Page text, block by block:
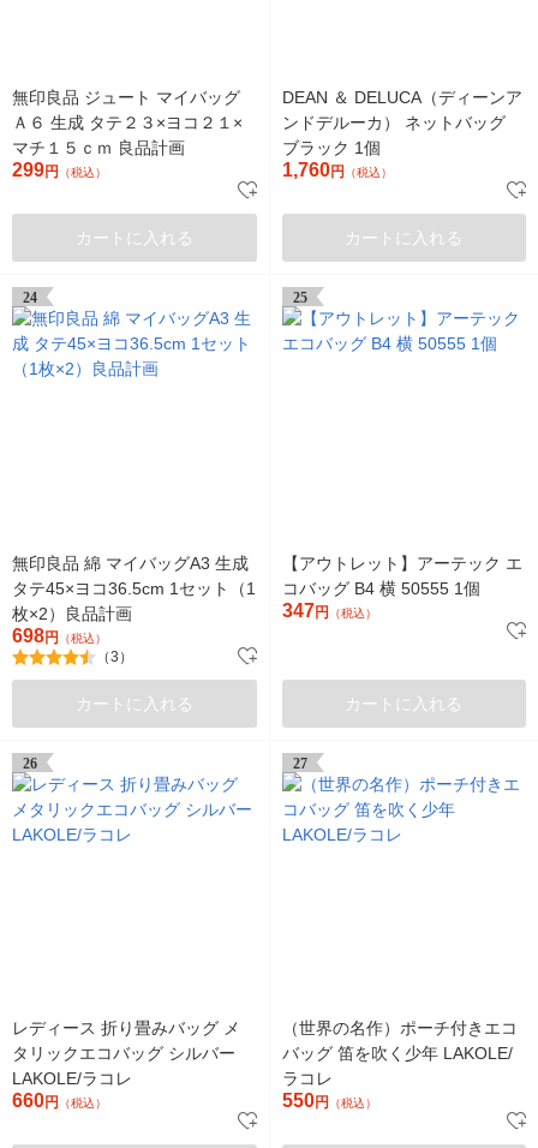
無印良品 ジュート マイバッグ
Ａ６ 生成 タテ２３×ヨコ２１×
マチ１５ｃｍ 良品計画
299円 （税込）
カートに入れる
DEAN ＆ DELUCA（ディーンア
ンドデルーカ） ネットバッグ
ブラック 1個
1,760円 （税込）
カートに入れる
24
無印良品 綿 マイバッグA3 生成
タテ45×ヨコ36.5cm 1セット（1
枚×2）良品計画
698円 （税込）
（3）
カートに入れる
25
【アウトレット】アーテック エ
コバッグ B4 横 50555 1個
347円 （税込）
カートに入れる
26
レディース 折り畳みバッグ メ
タリックエコバッグ シルバー
LAKOLE/ラコレ
660円 （税込）
27
（世界の名作）ポーチ付きエコ
バッグ 笛を吹く少年 LAKOLE/
ラコレ
550円 （税込）